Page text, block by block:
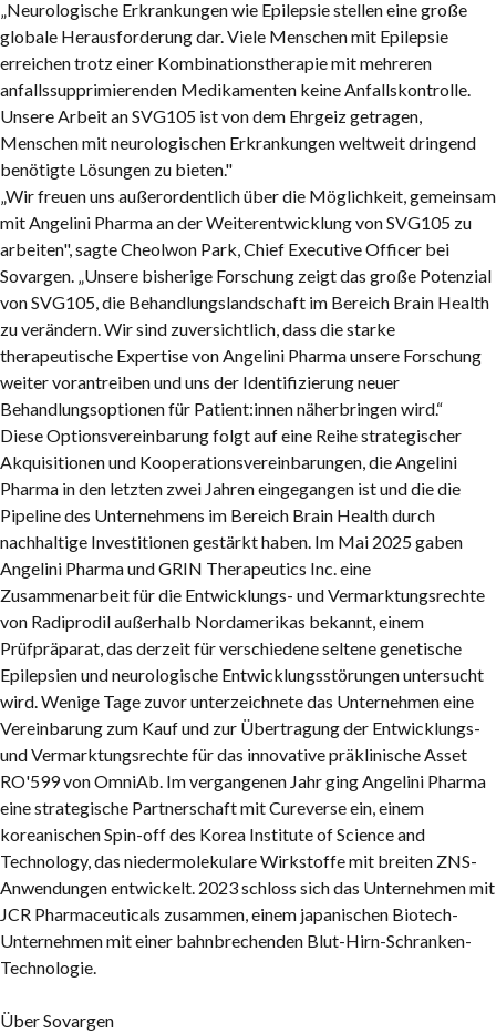
„Neurologische Erkrankungen wie Epilepsie stellen eine große
globale Herausforderung dar. Viele Menschen mit Epilepsie
erreichen trotz einer Kombinationstherapie mit mehreren
anfallssupprimierenden Medikamenten keine Anfallskontrolle.
Unsere Arbeit an SVG105 ist von dem Ehrgeiz getragen,
Menschen mit neurologischen Erkrankungen weltweit dringend
benötigte Lösungen zu bieten."
„Wir freuen uns außerordentlich über die Möglichkeit, gemeinsam
mit Angelini Pharma an der Weiterentwicklung von SVG105 zu
arbeiten", sagteCheolwon Park, Chief Executive Officer bei
Sovargen. „Unsere bisherige Forschung zeigt das große Potenzial
von SVG105, die Behandlungslandschaft im Bereich Brain Health
zu verändern. Wir sind zuversichtlich, dass die starke
therapeutische Expertise von Angelini Pharma unsere Forschung
weiter vorantreiben und uns der Identifizierung neuer
Behandlungsoptionen für Patient:innen näherbringen wird.“
Diese Optionsvereinbarung folgt auf eine Reihe strategischer
Akquisitionen und Kooperationsvereinbarungen, die Angelini
Pharma in den letzten zwei Jahren eingegangen ist und die die
Pipeline des Unternehmens im Bereich Brain Health durch
nachhaltige Investitionen gestärkt haben. Im Mai 2025 gaben
Angelini Pharma und GRIN Therapeutics Inc. eine
Zusammenarbeit für die Entwicklungs- und Vermarktungsrechte
von Radiprodil außerhalb Nordamerikas bekannt, einem
Prüfpräparat, das derzeit für verschiedene seltene genetische
Epilepsien und neurologische Entwicklungsstörungen untersucht
wird. Wenige Tage zuvor unterzeichnete das Unternehmen eine
Vereinbarung zum Kauf und zur Übertragung der Entwicklungs-
und Vermarktungsrechte für das innovative präklinische Asset
RO'599 von OmniAb. Im vergangenen Jahr ging Angelini Pharma
eine strategische Partnerschaft mit Cureverse ein, einem
koreanischen Spin-off des Korea Institute of Science and
Technology, das niedermolekulare Wirkstoffe mit breiten ZNS-
Anwendungen entwickelt. 2023 schloss sich das Unternehmen mit
JCR Pharmaceuticals zusammen, einem japanischen Biotech-
Unternehmen mit einer bahnbrechenden Blut-Hirn-Schranken-
Technologie.
Über Sovargen